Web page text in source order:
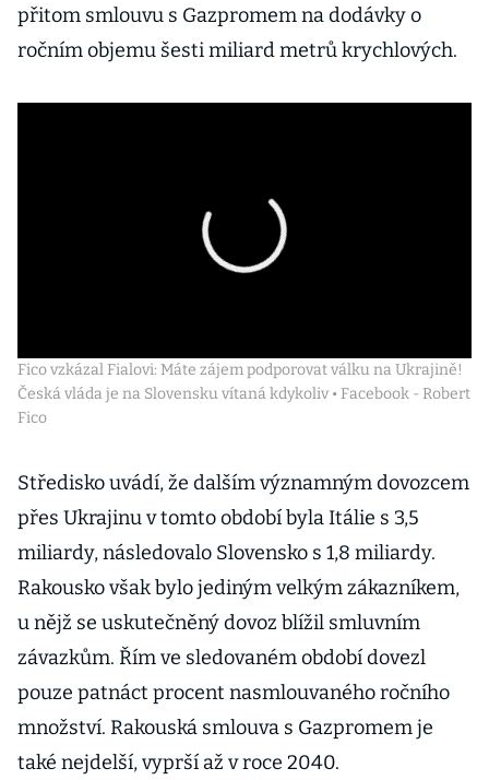
přitom smlouvu s Gazpromem na dodávky o
ročním objemu šesti miliard metrů krychlových.
Fico vzkázal Fialovi: Máte zájem podporovat válku na Ukrajině!
Česká vláda je na Slovensku vítaná kdykoliv • Facebook - Robert
Fico
Středisko uvádí, že dalším významným dovozcem
přes Ukrajinu v tomto období byla Itálie s 3,5
miliardy, následovalo Slovensko s 1,8 miliardy.
Rakousko však bylo jediným velkým zákazníkem,
u nějž se uskutečněný dovoz blížil smluvním
závazkům. Řím ve sledovaném období dovezl
pouze patnáct procent nasmlouvaného ročního
množství. Rakouská smlouva s Gazpromem je
také nejdelší, vyprší až v roce 2040.